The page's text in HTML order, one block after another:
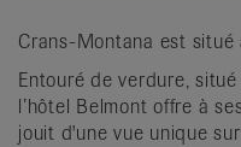
Crans-Montana est situé
Entouré de verdure,
l’hôtel Belmont offre à
jouit d'une vue unique